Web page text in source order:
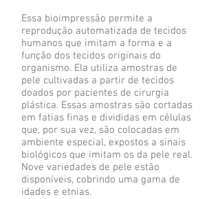
Essa bioimpressão permite a
reprodução automatizada de tecidos
humanos que imitam a forma e a
função dos tecidos originais do
organismo. Ela utiliza amostras de
pele cultivadas a partir de tecidos
doados por pacientes de cirurgia
plástica. Essas amostras são cortadas
em fatias finas e divididas em células
que, por sua vez, são colocadas em
ambiente especial, expostos a sinais
biológicos que imitam os da pele real.
Nove variedades de pele estão
disponíveis, cobrindo uma gama de
idades e etnias.